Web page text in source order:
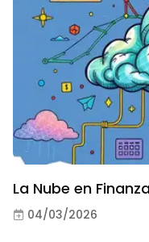
La Nube en
04/03/2026